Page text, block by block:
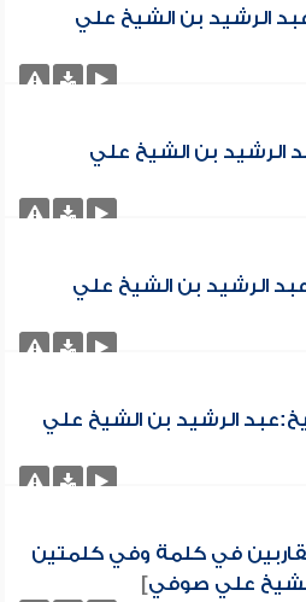
الرشيد بن الشيخ علي
الرشيد بن الشيخ علي
الرشيد بن الشيخ علي
الرشيد بن الشيخ علي
في كلمة وفي كلمتين
علي صوفي]